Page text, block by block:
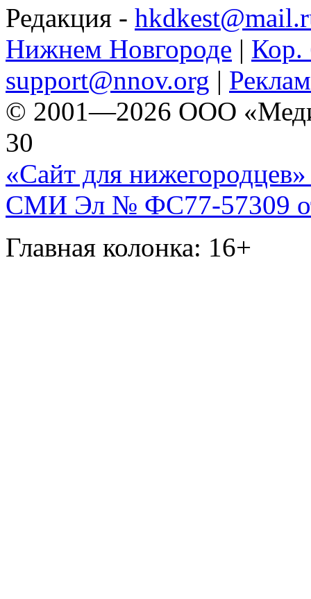
Редакция -
Нижнем Новгороде | Кор.
support@nnov.org |
© 2001—2026 ООО
30
«Сайт для нижегородцев»
СМИ Эл № ФС77-57309
Главная колонка: 16+